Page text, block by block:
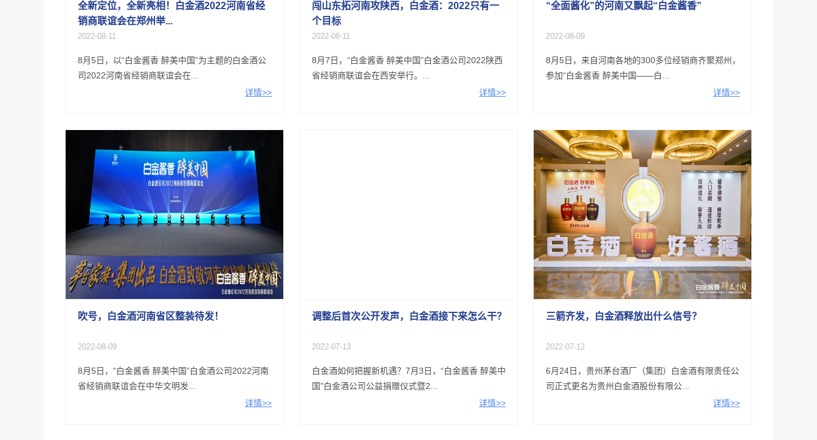
全新定位，全新亮相！白金酒2022河南省经
销商联谊会在郑州举...
2022-08-11
8月5日，以“白金酱香 醉美中国”为主题的白金酒公
司2022河南省经销商联谊会在...
详情>>
闯山东拓河南攻陕西，白金酒：2022只有一
个目标
2022-08-11
8月7日，“白金酱香 醉美中国”白金酒公司2022陕西
省经销商联谊会在西安举行。...
详情>>
“全面酱化”的河南又飘起“白金酱香”
2022-08-09
8月5日，来自河南各地的300多位经销商齐聚郑州，
参加“白金酱香 醉美中国——白...
详情>>
吹号，白金酒河南省区整装待发！
2022-08-09
8月5日，“白金酱香 醉美中国”白金酒公司2022河南
省经销商联谊会在中华文明发...
详情>>
调整后首次公开发声，白金酒接下来怎么干？
2022-07-13
白金酒如何把握新机遇？7月3日，“白金酱香 醉美中
国”白金酒公司公益捐赠仪式暨2...
详情>>
三箭齐发，白金酒释放出什么信号？
2022-07-12
6月24日，贵州茅台酒厂（集团）白金酒有限责任公
司正式更名为贵州白金酒股份有限公...
详情>>